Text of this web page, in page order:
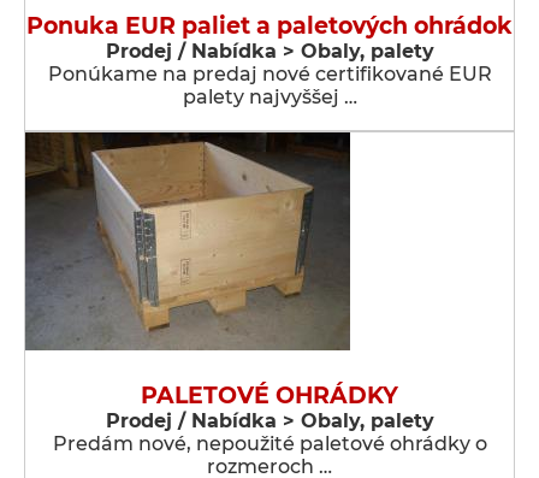
Ponuka EUR paliet a paletových ohrádok
Prodej / Nabídka > Obaly, palety
Ponúkame na predaj nové certifikované EUR
palety najvyššej …
PALETOVÉ OHRÁDKY
Prodej / Nabídka > Obaly, palety
Predám nové, nepoužité paletové ohrádky o
rozmeroch …